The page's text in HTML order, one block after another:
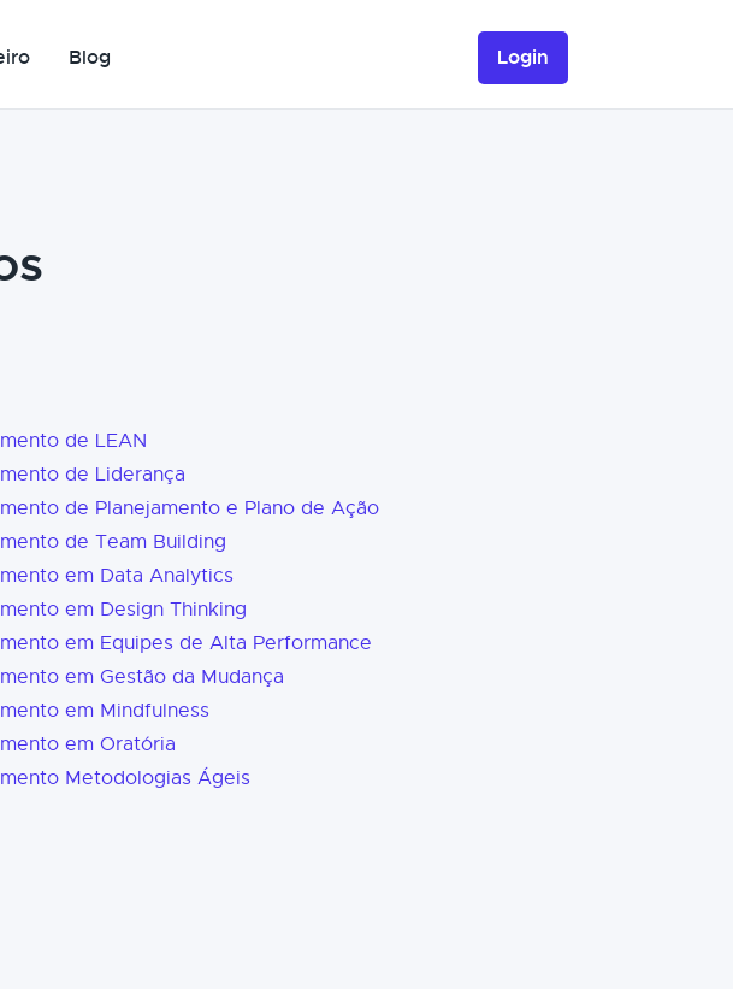
Blog Login
de LEAN
de Liderança
de Planejamento e Plano de Ação
de Team Building
em Data Analytics
em Design Thinking
em Equipes de Alta Performance
em Gestão da Mudança
em Mindfulness
em Oratória
Metodologias Ágeis